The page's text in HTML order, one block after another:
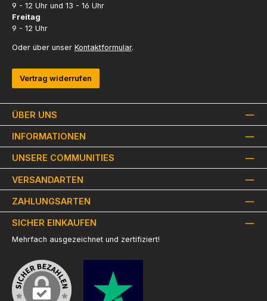
ÜBER UNS
INFORMATIONEN
9 - 12 Uhr und 13 - 16 Uhr
Freitag
9 - 12 Uhr
Oder über unser Kontaktformular.
Vertrag widerrufen
UNSERE COMMUNITIES
VERSANDARTEN
ZAHLUNGSARTEN
SICHER EINKAUFEN
Mehrfach ausgezeichnet und zertifiziert!